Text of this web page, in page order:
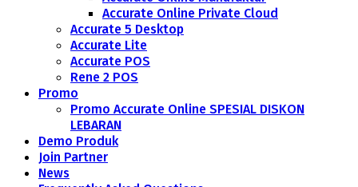
Accurate Online Private Cloud
Accurate 5 Desktop
Accurate Lite
Accurate POS
Rene 2 POS
Promo
Promo Accurate Online SPESIAL DISKON
LEBARAN
Demo Produk
Join Partner
News